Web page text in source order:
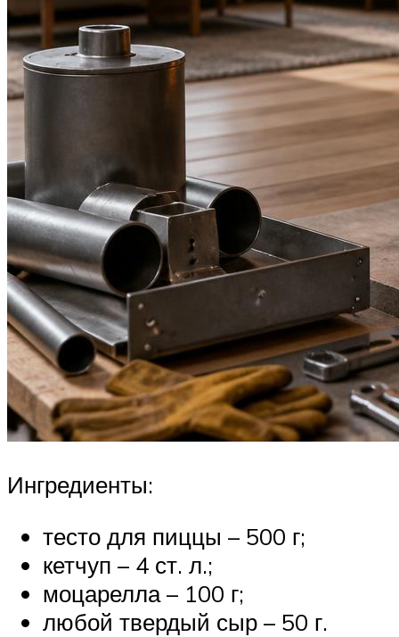
Ингредиенты:
тесто для пиццы – 500 г;
кетчуп – 4 ст. л.;
моцарелла – 100 г;
любой твердый сыр – 50 г.